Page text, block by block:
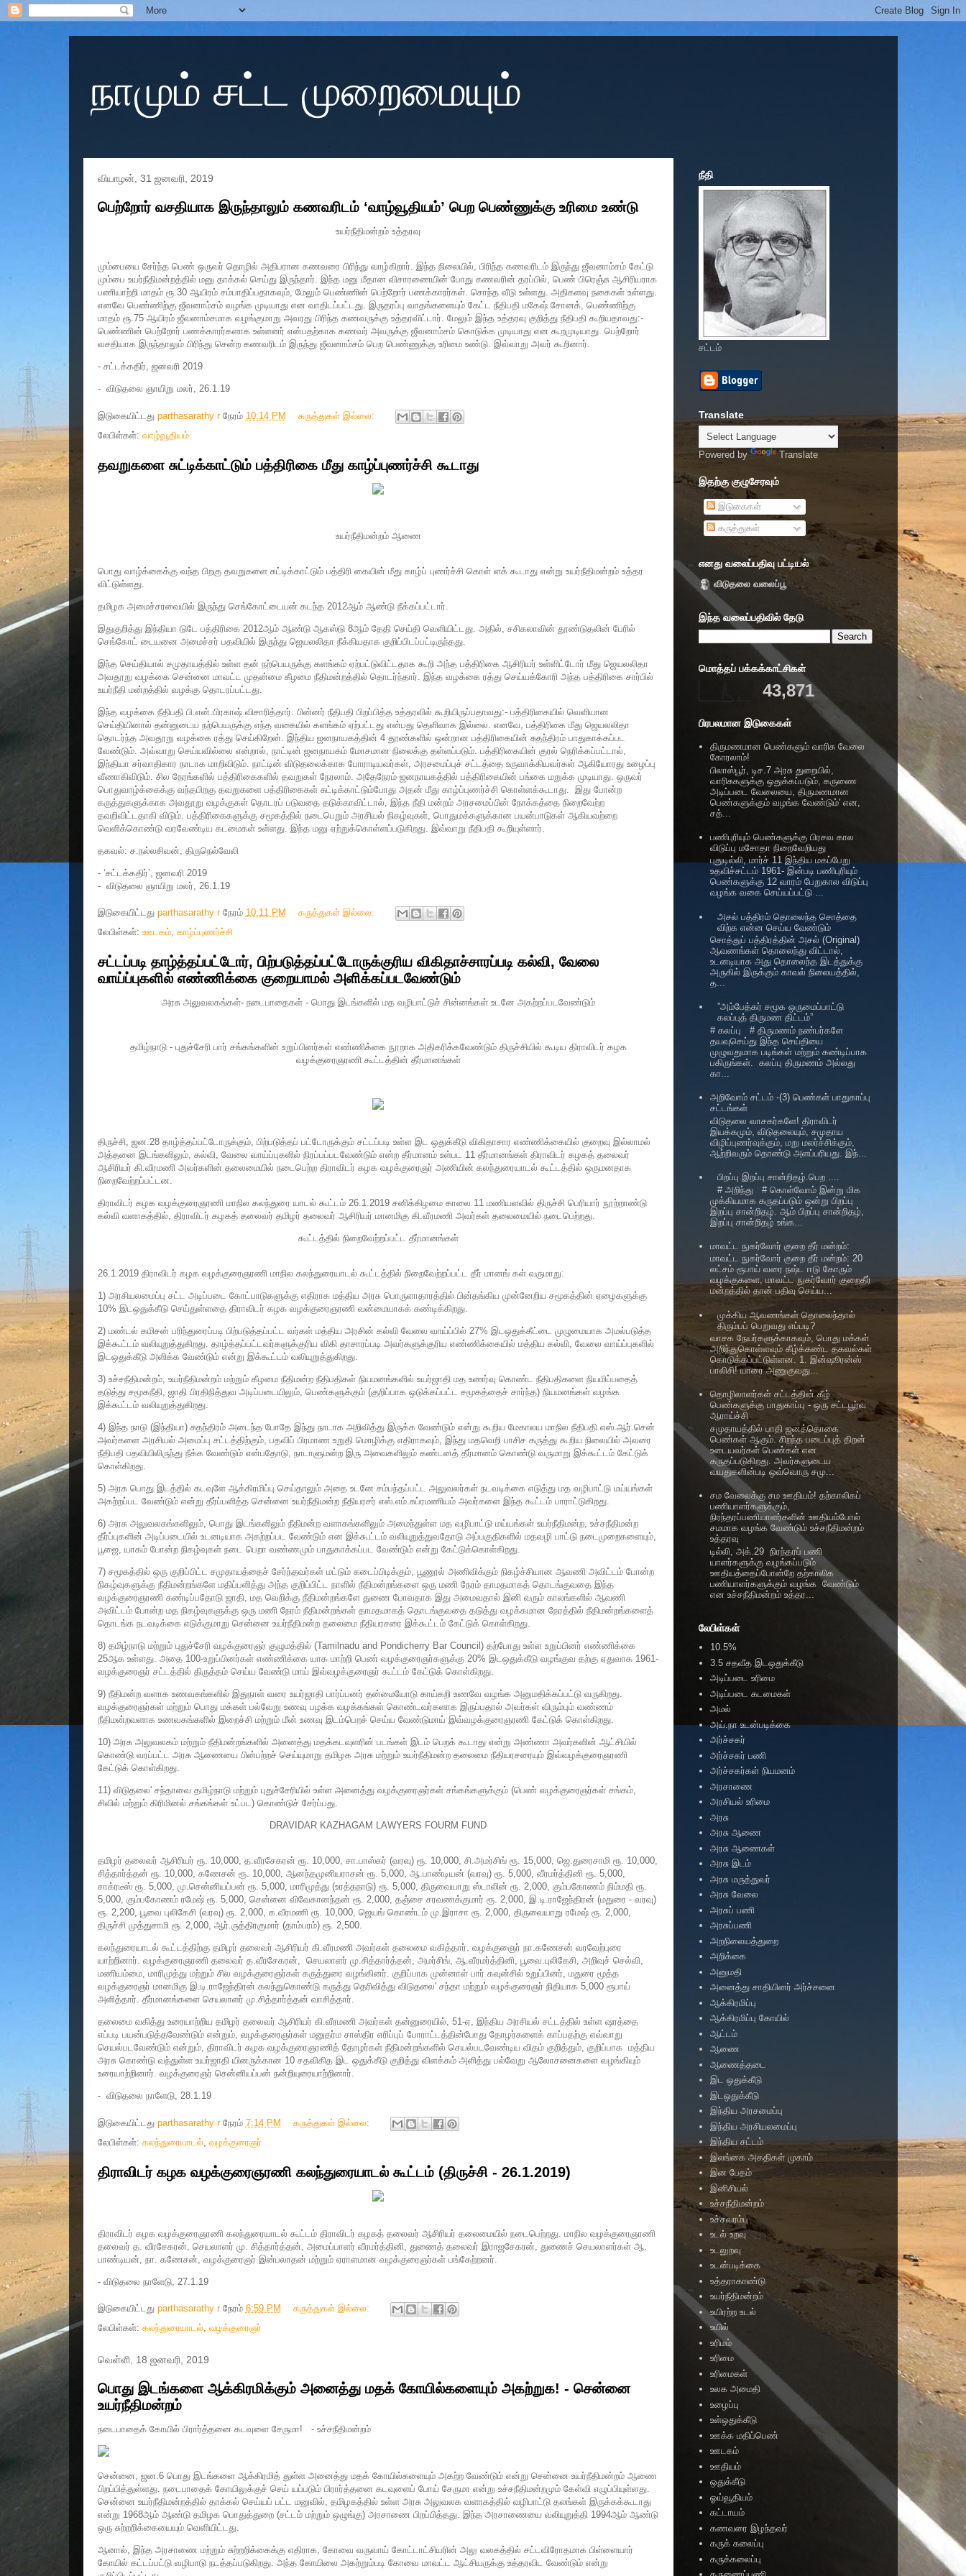
நாமும் சட்ட முறைமையும்
வியாழன், 31 ஜனவரி, 2019
பெற்றோர் வசதியாக இருந்தாலும் கணவரிடம் ‘வாழ்வூதியம்’ பெற பெண்ணுக்கு உரிமை உண்டு
உயர்நீதிமன்றம் உத்தரவு
மும்பையை சேர்ந்த பெண் ஒருவர் தொழில் அதிபரான கணவரை பிரிந்து வாழ்கிறார். இந்த நிலையில், பிரிந்த கணவரிடம் இருந்து ஜீவனாம்சம் கேட்டு
மும்பை உயர்நீதிமன்றத்தில் மனு தாக்கல் செய்து இருந்தார். இந்த மனு மீதான விசாரணையின் போது கணவரின் தரப்பில், பெண் பிரெஞ்சு ஆசிரியராக
பணியாற்றி மாதம் ரூ.30 ஆயிரம் சம்பாதிப்பதாகவும், மேலும் பெண்ணின் பெற்றோர் பணக்காரர்கள். சொந்த வீடு உள்ளது. அதிகளவு நகைகள் உள்ளது.
எனவே பெண்ணிற்கு ஜீவனாம்சம் வழங்க முடியாது என வாதிடப்பட்டது. இருதரப்பு வாதங்களையும் கேட்ட நீதிபதி மகேஷ் சோனக், பெண்ணிற்கு
மாதம் ரூ.75 ஆயிரம் ஜீவனாம்சமாக வழங்குமாறு அவரது பிரிந்த கணவருக்கு உத்தரவிட்டார். மேலும் இந்த உத்தரவு குறித்து நீதிபதி கூறியதாவது:-
பெண்ணின் பெற்றோர் பணக்காரர்களாக உள்ளனர் என்பதற்காக கணவர் அவருக்கு ஜீவனாம்சம் கொடுக்க முடியாது என கூறமுடியாது. பெற்றோர்
வசதியாக இருந்தாலும் பிரிந்து சென்ற கணவரிடம் இருந்து ஜீவனாம்சம் பெற பெண்ணுக்கு உரிமை உண்டு. இவ்வாறு அவர் கூறினார்.
- சட்டக்கதிர், ஜனவரி 2019
- விடுதலை ஞாயிறு மலர், 26.1.19
இடுகையிட்டது parthasarathy r நேரம் 10:14 PM
கருத்துகள் இல்லை:
லேபிள்கள்: வாழ்வூதியம்
தவறுகளை சுட்டிக்காட்டும் பத்திரிகை மீது காழ்ப்புணர்ச்சி கூடாது
உயர்நீதிமன்றம் ஆணை
பொது வாழ்க்கைக்கு வந்த பிறகு தவறுகளை சுட்டிக்காட்டும் பத்திரி கையின் மீது காழ்ப் புணர்ச்சி கொள் ளக் கூடாது என்று உயர்நீதிமன்றம் உத்தர
விட்டுள்ளது.
தமிழக அமைச்சரவையில் இருந்து செங்கோட்டையன் கடந்த 2012ஆம் ஆண்டு நீக்கப்பட்டார்.
இதுகுறித்து இந்தியா டுடே பத்திரிகை 2012ஆம் ஆண்டு ஆகஸ்டு 8ஆம் தேதி செய்தி வெளியிட்டது. அதில், சசிகலாவின் தூண்டுதலின் பேரில்
செங்கோட் டையனை அமைச்சர் பதவியில் இருந்து ஜெயலலிதா நீக்கியதாக குறிப்பிடப்பட்டிருந்தது.
இந்த செய்தியால் சமுதாயத்தில் உள்ள தன் நற்பெயருக்கு களங்கம் ஏற்பட்டுவிட்டதாக கூறி அந்த பத்திரிகை ஆசிரியர் உள்ளிட்டோர் மீது ஜெயலலிதா
அவதூறு வழக்கை சென்னை மாவட்ட முதன்மை கீழமை நீதிமன்றத்தில் தொடர்ந்தார். இந்த வழக்கை ரத்து செய்யக்கோரி அந்த பத்திரிகை சார்பில்
உயர்நீதி மன்றத்தில் வழக்கு தொடரப்பட்டது.
இந்த வழக்கை நீதிபதி பி.என்.பிரகாஷ் விசாரித்தார். பின்னர் நீதிபதி பிறப்பித்த உத்தரவில் கூறியிருப்பதாவது:- பத்திரிகையில் வெளியான
செய்தியினால் தன்னுடைய நற்பெயருக்கு எந்த வகையில் களங்கம் ஏற்பட்டது என்பது தெளிவாக இல்லை. எனவே, பத்திரிகை மீது ஜெயலலிதா
தொடர்ந்த அவதூறு வழக்கை ரத்து செய்கிறேன். இந்திய ஜனநாயகத்தின் 4 தூண்களில் ஒன்றான பத்திரிகையின் சுதந்திரம் பாதுகாக்கப்பட
வேண்டும். அவ்வாறு செய்யவில்லை என்றால், நாட்டின் ஜனநாயகம் மோசமான நிலைக்கு தள்ளப்படும். பத்திரிகையின் குரல் நெரிக்கப்பட்டால்,
இந்தியா சர்வாதிகார நாடாக மாறிவிடும். நாட்டின் விடுதலைக்காக போராடியவர்கள், அரசமைப்புச் சட்டத்தை உருவாக்கியவர்கள் ஆகியோரது உழைப்பு
வீணாகிவிடும். சில நேரங்களில் பத்திரிகைகளில் தவறுகள் நேரலாம். அதேநேரம் ஜனநாயகத்தில் பத்திரிகையின் பங்கை மறுக்க முடியாது. ஒருவர்
பொதுவாழ்க்கைக்கு வந்தபிறகு தவறுகளை பத்திரிகைகள் சுட்டிக்காட்டும்போது அதன் மீது காழ்ப்புணர்ச்சி கொள்ளக்கூடாது. இது போன்ற
கருத்துகளுக்காக அவதூறு வழக்குகள் தொடரப் படுவதை தடுக்காவிட்டால், இந்த நீதி மன்றம் அரசமைப்பின் நோக்கத்தை நிறைவேற்ற
தவறிவிட்டதாகி விடும். பத்திரிகைகளுக்கு சமூகத்தில் நடைபெறும் அரசியல் நிகழ்வுகள், பொதுமக்களுக்கான பயன்பாடுகள் ஆகியவற்றை
வெளிக்கொண்டு வரவேண்டிய கடமைகள் உள்ளது. இந்த மனு ஏற்றுக்கொள்ளப்படுகிறது. இவ்வாறு நீதிபதி கூறியுள்ளார்.
தகவல்: ச.நல்லசிவன், திருநெல்வேலி
- ‘சட்டக்கதிர்’, ஜனவரி 2019
- விடுதலை ஞாயிறு மலர், 26.1.19
இடுகையிட்டது parthasarathy r நேரம் 10:11 PM
கருத்துகள் இல்லை:
லேபிள்கள்: ஊடகம், காழ்ப்புணர்ச்சி
சட்டப்படி தாழ்த்தப்பட்டோர், பிற்படுத்தப்பட்டோருக்குரிய விகிதாச்சாரப்படி கல்வி, வேலை
வாய்ப்புகளில் எண்ணிக்கை குறையாமல் அளிக்கப்படவேண்டும்
அரசு அலுவலகங்கள்- நடைபாதைகள் - பொது இடங்களில் மத வழிபாட்டுச் சின்னங்கள் உடனே அகற்றப்படவேண்டும்
தமிழ்நாடு - புதுச்சேரி பார் சங்கங்களின் உறுப்பினர்கள் எண்ணிக்கை நூறாக அதிகரிக்கவேண்டும் திருச்சியில் கூடிய திராவிடர் கழக
வழக்குரைஞரணி கூட்டத்தின் தீர்மானங்கள்
திருச்சி, ஜன.28 தாழ்த்தப்பட்டோருக்கும், பிற்படுத்தப் பட்டோருக்கும் சட்டப்படி உள்ள இட ஒதுக்கீடு விகிதாசார எண்ணிக்கையில் குறைவு இல்லாமல்
அத்தனை இடங்களிலும், கல்வி, வேலை வாய்ப்புகளில் நிரப்பப்படவேண்டும் என்ற தீர்மானம் உள்பட 11 தீர்மானங்கள் திராவிடர் கழகத் தலைவர்
ஆசிரியர் கி.வீரமணி அவர்களின் தலைமையில் நடைபெற்ற திராவிடர் கழக வழக்குரைஞர் அணியின் கலந்துரையாடல் கூட்டத்தில் ஒருமனதாக
நிறைவேற்றப்பட்டன.
திராவிடர் கழக வழக்குரைஞரணி மாநில கலந்துரை யாடல் கூட்டம் 26.1.2019 சனிக்கிழமை காலை 11 மணியளவில் திருச்சி பெரியார் நூற்றாண்டு
கல்வி வளாகத்தில், திராவிடர் கழகத் தலைவர் தமிழர் தலைவர் ஆசிரியர் மானமிகு கி.வீரமணி அவர்கள் தலைமையில் நடைபெற்றது.
கூட்டத்தில் நிறைவேற்றப்பட்ட தீர்மானங்கள்
26.1.2019 திராவிடர் கழக வழக்குரைஞரணி மாநில கலந்துரையாடல் கூட்டத்தில் நிறைவேற்றப்பட்ட தீர் மானங் கள் வருமாறு:
1) அரசியலமைப்பு சட்ட அடிப்படை கோட்பாடுகளுக்கு எதிராக மத்திய அரசு பொருளாதாரத்தில் பின்தங்கிய முன்னேறிய சமூகத்தின் ஏழைகளுக்கு
10% இடஒதுக்கீடு செய்துள்ளதை திராவிடர் கழக வழக்குரைஞரணி வன்மையாகக் கண்டிக்கிறது.
2) மண்டல் கமிசன் பரிந்துரைப்படி பிற்படுத்தப்பட்ட வர்கள் மத்திய அரசின் கல்வி வேலை வாய்ப்பில் 27% இடஒதுக்கீட்டை முழுமையாக அமல்படுத்த
இக்கூட்டம் வலியுறுத்துகிறது. தாழ்த்தப்பட்டவர்களுக்குரிய விகி தாசாரப்படி அவர்களுக்குரிய எண்ணிக்கையில் மத்திய கல்வி, வேலை வாய்ப்புகளில்
இடஒதுக்கீடு அளிக்க வேண்டும் என்று இக்கூட்டம் வலியுறுத்துகிறது.
3) உச்சநீதிமன்றம், உயர்நீதிமன்றம் மற்றும் கீழமை நீதிமன்ற நீதிபதிகள் நியமனங்களில் உயர்ஜாதி மத உணர்வு கொண்ட நீதிபதிகளை நியமிப்பதைத்
தடுத்து சமூகநீதி, ஜாதி பிரதிநித்துவ அடிப்படையிலும், பெண்களுக்கும் (குறிப்பாக ஒடுக்கப்பட்ட சமூகத்தைச் சார்ந்த) நியமனங்கள் வழங்க
இக்கூட்டம் வலியுறுத்துகிறது.
4) இந்த நாடு (இந்தியா) சுதந்திரம் அடைந்த போதே இந்து நாடாக அறிவித்து இருக்க வேண்டும் என்று கூறிய மேகாலய மாநில நீதிபதி எஸ்.ஆர்.சென்
அவர்களை அரசியல் அமைப்பு சட்டத்திற்கும், பதவிப் பிரமாண உறுதி மொழிக்கு எதிராகவும், இந்து மதவெறி பாசிச கருத்து கூறிய நிலையில் அவரை
நீதிபதி பதவியிலிருந்து நீக்க வேண்டும் என்பதோடு, நாடாளுமன்ற இரு அவைகளிலும் கண்டனத் தீர்மானம் கொண்டு வருமாறு இக்கூட்டம் கேட்டுக்
கொள்கிறது.
5) அரசு பொது இடத்தில் கடவுளே ஆக்கிரமிப்பு செய்தாலும் அதை உடனே சம்பந்தப்பட்ட அலுவலர்கள் நடவடிக்கை எடுத்து மத வழிபாட்டு மய்யங்கள்
அகற்றப்பட வேண்டும் என்று தீர்ப்பளித்த சென்னை உயர்நீதிமன்ற நீதியரசர் எஸ்.எம்.சுப்ரமணியம் அவர்களை இந்த கூட்டம் பாராட்டுகிறது.
6) அரசு அலுவலகங்களிலும், பொது இடங்களிலும் நீதிமன்ற வளாகங்களிலும் அமைந்துள்ள மத வழிபாட்டு மய்யங்கள் உயர்நீதிமன்ற, உச்சநீதிமன்ற
தீர்ப்புகளின் அடிப்படையில் உடனடியாக அகற்றப்பட வேண்டும் என இக்கூட்டம் வலியுறுத்துவதோடு அப்பகுதிகளில் மதவழி பாட்டு நடைமுறைகளையும்,
பூஜை, யாகம் போன்ற நிகழ்வுகள் நடை பெறா வண்ணமும் பாதுகாக்கப்பட வேண்டும் என்று கேட்டுக்கொள்கிறது.
7) சமூகத்தில் ஒரு குறிப்பிட்ட சமுதாயத்தைச் சேர்ந்தவர்கள் மட்டும் கடைப்பிடிக்கும், பூணூல் அணிவிக்கும் நிகழ்ச்சியான ஆவணி அவிட்டம் போன்ற
நிகழ்வுகளுக்கு நீதிமன்றங்களே மதிப்பளித்து அந்த குறிப்பிட்ட நாளில் நீதிமன்றங்களை ஒரு மணி நேரம் தாமதமாகத் தொடங்குவதை இந்த
வழக்குரைஞரணி கண்டிப்பதோடு ஜாதி, மத வெறிக்கு நீதிமன்றங்களே துணை போவதாக இது அமைவதால் இனி வரும் காலங்களில் ஆவணி
அவிட்டம் போன்ற மத நிகழ்வுகளுக்கு ஒரு மணி நேரம் நீதிமன்றங்கள் தாமதமாகத் தொடங்குவதை தடுத்து வழக்கமான நேரத்தில் நீதிமன்றங்களைத்
தொடங்க நடவடிக்கை எடுக்குமாறு சென்னை உயர்நீதிமன்ற தலைமை நீதியரசரை இக்கூட்டம் கேட்டுக் கொள்கிறது.
8) தமிழ்நாடு மற்றும் புதுச்சேரி வழக்குரைஞர் குழுமத்தில் (Tamilnadu and Pondicherry Bar Council) தற்போது உள்ள உறுப்பினர் எண்ணிக்கை
25ஆக உள்ளது. அதை 100-உறுப்பினர்கள் எண்ணிக்கை யாக மாற்றி பெண் வழக்குரைஞர்களுக்கு 20% இடஒதுக்கீடு வழங்குவ தற்கு ஏதுவாக 1961-
வழக்குரைஞர் சட்டத்தில் திருத்தம் செய்ய வேண்டு மாய் இவ்வழக்குரைஞர் கூட்டம் கேட்டுக் கொள்கிறது.
9) நீதிமன்ற வளாக உணவகங்களில் இதுநாள் வரை உயர்ஜாதி பார்ப்பனர் தன்மையோடு காய்கறி உணவே வழங்க அனுமதிக்கப்பட்டு வருகிறது.
வழக்குரைஞர்கள் மற்றும் பொது மக்கள் பல்வேறு உணவு பழக்க வழக்கங்கள் கொண்டவர்களாக இருப்பதால் அவர்கள் விரும்பும் வண்ணம்
நீதிமன்றவளாக உணவகங்களில் இறைச்சி மற்றும் மீன் உணவு இடம்பெறச் செய்ய வேண்டுமாய் இவ்வழக்குரைஞரணி கேட்டுக் கொள்கிறது.
10) அரசு அலுவலகம் மற்றும் நீதிமன்றங்களில் அனைத்து மதக்கடவுளரின் படங்கள் இடம் பெறக் கூடாது என்று அண்ணா அவர்களின் ஆட்சியில்
கொண்டு வரப்பட்ட அரசு ஆணையை பின்பற்றச் செய்யுமாறு தமிழக அரசு மற்றும் உயர்நீதிமன்ற தலைமை நீதியரசரையும் இவ்வழக்குரைஞரணி
கேட்டுக் கொள்கிறது.
11) விடுதலை' சந்தாவை தமிழ்நாடு மற்றும் புதுச்சேரியில் உள்ள அனைத்து வழக்குரைஞர்கள் சங்கங்களுக்கும் (பெண் வழக்குரைஞர்கள் சங்கம்,
சிவில் மற்றும் கிரிமினல் சங்கங்கள் உட்பட) கொண்டுச் சேர்ப்பது.
DRAVIDAR KAZHAGAM LAWYERS FOURM FUND
தமிழர் தலைவர் ஆசிரியர் ரூ. 10,000, த.வீரசேகரன் ரூ. 10,000, சா.பாஸ்கர் (வரவு) ரூ. 10,000, சி.அமர்சிங் ரூ. 15,000, ஜெ.துரைசாமி ரூ. 10,000,
சித்தார்த்தன் ரூ. 10,000, கணேசன் ரூ. 10,000, ஆனந்தமுனியராசன் ரூ. 5,000, ஆ.பாண்டியன் (வரவு) ரூ. 5,000, வீரமர்த்தினி ரூ. 5,000,
சாக்ரடீஸ் ரூ. 5,000, மு.சென்னியப்பன் ரூ. 5,000, மாரிமுத்து (உரத்தநாடு) ரூ. 5,000, திருவையாறு ஸ்டாலின் ரூ. 2,000, கும்பகோணம் நிம்மதி ரூ.
5,000, கும்பகோணம் ரமேஷ் ரூ. 5,000, சென்னை விவேகானந்தன் ரூ. 2,000, தஞ்சை சரவணக்குமார் ரூ. 2,000, இ.டி.ராஜேந்திரன் (மதுரை - வரவு)
ரூ. 2,200, பூவை புலிகேசி (வரவு) ரூ. 2,000, க.வீரமணி ரூ. 10,000, ஜெயங் கொண்டம் மு.இராசா ரூ. 2,000, திருவையாறு ரமேஷ் ரூ. 2,000,
திருச்சி முத்துசாமி ரூ. 2,000, ஆர்.ருத்திரகுமார் (தாம்பரம்) ரூ. 2,500.
கலந்துரையாடல் கூட்டத்திற்கு தமிழர் தலைவர் ஆசிரியர் கி.வீரமணி அவர்கள் தலைமை வகித்தார். வழக்குஞைர் நா.கணேசன் வரவேற்புரை
யாற்றினார். வழக்குரைஞரணி தலைவர் த.வீரசேகரன், செயலாளர் மு.சித்தார்த்தன், அமர்சிங், ஆ.வீரமர்த்தினி, பூவை.புலிகேசி, அறிவுச் செல்வி,
மணியம்மை, மாரிமுத்து மற்றும் சில வழக்குரைஞர்கள் கருத்துரை வழங்கினர். குறிப்பாக முன்னாள் பார் கவுன்சில் உறுப்பினர், மதுரை மூத்த
வழக்குரைஞர் மானமிகு இ.டி.ராஜேந்திரன் கலந்துகொண்டு கருத்து தெரிவித்து விடுதலை' சந்தா மற்றும் வழக்குரைஞர் நிதியாக 5,000 ரூபாய்
அளித்தார். தீர்மானங்களை செயலாளர் மு.சித்தார்த்தன் வாசித்தார்.
தலைமை வகித்து உரையாற்றிய தமிழர் தலைவர் ஆசிரியர் கி.வீரமணி அவர்கள் தன்னுரையில், 51-ஏ, இந்திய அரசியல் சட்டத்தில் உள்ள ஷரத்தை
எப்படி பயன்படுத்தவேண்டும் என்றும், வழக்குரைஞர்கள் மனுதர்ம சாஸ்திர எரிப்புப் போராட்டத்தின்போது தோழர்களைக் காப்பதற்கு எவ்வாறு
செயல்படவேண்டும் என்றும், திராவிடர் கழக வழக்குரைஞரணித் தோழர்கள் நீதிமன்றங்களில் செயல்படவேண்டிய விதம் குறித்தும், குறிப்பாக மத்திய
அரசு கொண்டு வந்துள்ள உயர்ஜாதி யினருக்கான 10 சதவிகித இட ஒதுக்கீடு குறித்து விளக்கம் அளித்து பல்வேறு ஆலோசனைகளை வழங்கியும்
உரையாற்றினார். வழக்குரைஞர் சென்னியப்பன் நன்றியுரையாற்றினார்.
- விடுதலை நாளேடு, 28.1.19
இடுகையிட்டது parthasarathy r நேரம் 7:14 PM
கருத்துகள் இல்லை:
லேபிள்கள்: கலந்துரையாடல் வழக்குரைஞர்
திராவிடர் கழக வழக்குரைஞரணி கலந்துரையாடல் கூட்டம் (திருச்சி - 26.1.2019)
திராவிடர் கழக வழக்குரைஞரணி கலந்துரையாடல் கூட்டம் திராவிடர் கழகத் தலைவர் ஆசிரியர் தலைமையில் நடைபெற்றது. மாநில வழக்குரைஞரணி
தலைவர் த. வீரசேகரன், செயலாளர் மு. சித்தார்த்தன், அமைப்பாளர் வீரமர்த்தினி, துணைத் தலைவர் இராஜசேகரன், துணைச் செயலாளர்கள் ஆ.
பாண்டியன், நா. கணேசன், வழக்குரைஞர் இன்பலாதன் மற்றும் ஏராளமான வழக்குரைஞர்கள் பங்கேற்றனர்.
- விடுதலை நாளேடு, 27.1.19
இடுகையிட்டது parthasarathy r நேரம் 6:59 PM
கருத்துகள் இல்லை:
லேபிள்கள்: கலந்துரையாடல், வழக்குரைஞர்
வெள்ளி, 18 ஜனவரி, 2019
பொது இடங்களை ஆக்கிரமிக்கும் அனைத்து மதக் கோயில்களையும் அகற்றுக! - சென்னை
உயர்நீதிமன்றம்
நடைபாதைக் கோயில் பிரார்த்தனை கடவுளை சேருமா! - உச்சநீதிமன்றம்
சென்னை, ஜன.6 பொது இடங்களை ஆக்கிரமித் துள்ள அனைத்து மதக் கோயில்களையும் அகற்ற வேண்டும் என்று சென்னை உயர்நீதிமன்றம் ஆணை
பிறப்பித்துள்ளது. நடைபாதைக் கோயிலுக்குச் செய் யப்படும் பிரார்த்தனை கடவுளைப் போய் சேருமா என்று உச்சநீதிமன்றமும் கேள்வி எழுப்பியுள்ளது.
சென்னை உயர்நீதிமன்றத்தில் தாக்கல் செய்யப் பட்ட மனுவில், தமிழகத்தில் உள்ள அரசு அலுவலக வளாகத்தில் வழிபாட்டு தலங்கள் இருக்கக்கூடாது
என்று 1968ஆம் ஆண்டு தமிழக பொதுத்துறை (சட்டம் மற்றும் ஒழுங்கு) அரசாணை பிறப்பித்தது. இந்த அரசாணையை வலியுறுத்தி 1994ஆம் ஆண்டு
ஒரு சுற்றறிக்கையையும் வெளியிட்டது.
ஆனால், இந்த அரசாணை மற்றும் சுற்றறிக்கைக்கு எதிராக, கோவை வருவாய் கோட்டாட்சியரின் அலு வலகத்தில் சட்டவிரோதமாக பிள்ளையார்
கோயில் கட்டப்பட்டு வழிபாடு நடத்தப்படுகிறது. அந்த கோயிலை அகற்றும்படி கோவை மாவட்ட ஆட்சியருக்கு உத்தரவிட வேண்டும் என்று
நீதி
சட்டம்
Translate
Powered by Translate
இதற்கு குழுசேரவும்
இடுகைகள்
கருத்துகள்
எனது வலைப்பதிவு பட்டியல்
விடுதலை வலைப்பூ
இந்த வலைப்பதிவில் தேடு
மொத்தப் பக்கக்காட்சிகள்
43,871
பிரபலமான இடுகைகள்
திருமணமான பெண்களும் வாரிசு வேலை
கோரலாம்!
பிலாஸ்பூர், டிச.7 அரசு துறையில்,
வாரிசுகளுக்கு ஒதுக்கப்படும், கருணை
அடிப்படை வேலையை, திருமணமான
பெண்களுக்கும் வழங்க வேண்டும்' என,
சத்...
பணிபுரியும் பெண்களுக்கு பிரசவ கால
விடுப்பு மசோதா நிறைவேறியது
புதுடில்லி, மார்ச் 11 இந்திய மகப்பேறு
உதவிச்சட்டம் 1961- இன்படி பணிபுரியும்
பெண்களுக்கு 12 வாரம் பேறுகால விடுப்பு
வழங்க வகை செய்யப்பட்டு ...
அசல் பத்திரம் தொலைந்த சொத்தை
விற்க என்ன செய்ய வேண்டும்
சொத்துப் பத்திரத்தின் அசல் (Original)
ஆவணங்கள் தொலைந்து விட்டால்,
உடனடியாக அது தொலைந்த இடத்துக்கு
அருகில் இருக்கும் காவல் நிலையத்தில்,
த...
”அம்பேத்கர் சமூக ஒருமைப்பாட்டு
கலப்புத் திருமண திட்டம்”
# கலப்பு # திருமணம் நண்பர்களே
தயவுசெய்து இந்த செய்தியை
முழுவதுமாக படிங்கள் மற்றும் கண்டிப்பாக
பகிருங்கள். கலப்பு திருமணம் அல்லது
கா...
அறிவோம் சட்டம் -(3) பெண்கள் பாதுகாப்பு
சட்டங்கள்
விடுதலை வாசகர்களே! திராவிடர்
இயக்கமும், விடுதலையும், சமுதாய
விழிப்புணர்வுக்கும், மறு மலர்ச்சிக்கும்,
ஆற்றிவரும் தொண்டு அளப்பரியது. இந்...
பிறப்பு இறப்பு சான்றிதழ்.பெற ....
# அறிந்து # கொள்வோம் இன்று மிக
முக்கியமாக கருதப்படும் ஒன்று பிறப்பு
இறப்பு சான்றிதழ். ஆம் பிறப்பு சான்றிதழ்,
இறப்பு சான்றிதழ் உங்க...
மாவட்ட நுகர்வோர் குறை தீர் மன்றம்:
மாவட்ட நுகர்வோர் குறை தீர் மன்றம்: 20
லட்சம் ரூபாய் வரை நஷ்ட ஈடு கோரும்
வழக்குகளை, மாவட்ட நுகர்வோர் குறைதீர்
மன்றத்தில் தான் பதிவு செய்ய...
முக்கிய ஆவணங்கள் தொலைந்தால்
திரும்பப் பெறுவது எப்படி?
வாசக நேயர்களுக்காகவும், பொது மக்கள்
அறிந்துகொள்ளவும் கீழ்க்கண்ட தகவல்கள்
கொடுக்கப்பட்டுள்ளன. 1. இன்ஷூரன்ஸ்
பாலிசி! யாரை அணுகுவது...
தொழிலாளர்கள் சட்டத்தின் கீழ்
பெண்களுக்கு பாதுகாப்பு - ஒரு சட்டபூர்வ
ஆராய்ச்சி
சமுதாயத்தில் பாதி ஜனத்தொகை
பெண்கள் ஆகும். சிறந்த படைப்புத் திறன்
உடையவர்கள் பெண்கள் என
கருதப்படுகிறது. அவர்களுடைய
வயதுகளின்படி ஒவ்வொரு சமு...
சம வேலைக்கு சம ஊதியம்! தற்காலிகப்
பணியாளர்களுக்கும்,
நிரந்தரப்பணியாளர்களின் ஊதியம்போல்
சமமாக வழங்க வேண்டும் உச்சநீதிமன்றம்
உத்தரவு
டில்லி, அக்.29 நிரந்தரப் பணி
யாளர்களுக்கு வழங்கப்படும்
ஊதியத்தைப்போன்றே தற்காலிக
பணியாளர்களுக்கும் வழங்க வேண்டும்
என உச்சநீதிமன்றம் உத்தர...
லேபிள்கள்
10.5%
3.5 சதவீத இடஒதுக்கீடு
அடிப்படை உரிமை
அடிப்படை கடமைகள்
அமல்
அய்.நா உடன்படிக்கை
அர்ச்சகர்
அர்ச்சகர் பணி
அர்ச்சகர்கள் நியமனம்
அரசாணை
அரசியல் உரிமை
அரசு
அரசு ஆணை
அரசு ஆணைகள்
அரசு இடம்
அரசு மருத்துவர்
அரசு வேலை
அரசுப் பணி
அரசுப்பணி
அறநிலையத்துறை
அறிக்கை
அனுமதி
அனைத்து சாதியினர் அர்ச்சனை
ஆக்கிரமிப்பு
ஆக்கிரமிப்பு கோயில்
ஆட்டம்
ஆணை
ஆணைத்தடை
இட ஒதுக்கீடு
இடஒதுக்கீடு
இந்திய அரசமைப்பு
இந்திய அரசியலமைப்பு
இந்திய சட்டம்
இலங்கை அகதிகள் முகாம்
இன பேதம்
இனிசியல்
உச்சநீதிமன்றம்
உச்சவரம்பு
உடல் உறவு
உடலுறவு
உடன்படிக்கை
உத்தராகாண்டு
உயர்நீதிமன்றம்
உயிரற்ற உடல்
உயில்
உரிமம்
உரிமை
உரிமைகள்
உலக அமைதி
உழைப்பு
உள்ஒதுக்கீடு
ஊக்க மதிப்பெண்
ஊடகம்
ஊதியம்
ஒதுக்கீடு
ஓய்வூதியம்
கட்டாயம்
கணவரை இழந்தவர்
கருக் கலைப்பு
கருக்கலைப்பு